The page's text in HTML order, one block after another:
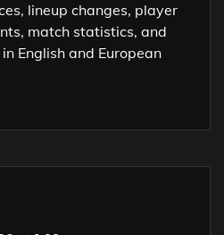
lineup changes, player
match statistics, and
English and European